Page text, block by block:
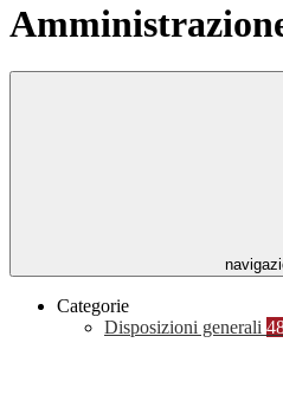
Categorie
Disposizioni generali